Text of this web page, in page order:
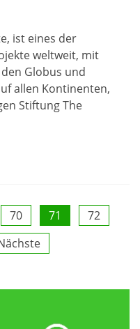
ist eines der
weltweit, mit
Globus und
allen Kontinenten,
Stiftung The
70 71
72